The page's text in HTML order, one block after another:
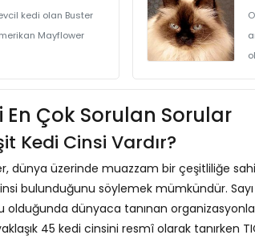
kedi olan Buster
Mayflower
En Çok Sorulan Sorular
Kedi Cinsi Vardır?
dünya üzerinde muazzam bir çeşitliliğe
bulunduğunu söylemek mümkündür. Sayı
dünyaca tanınan
45 kedi cinsini resmî olarak tanırken